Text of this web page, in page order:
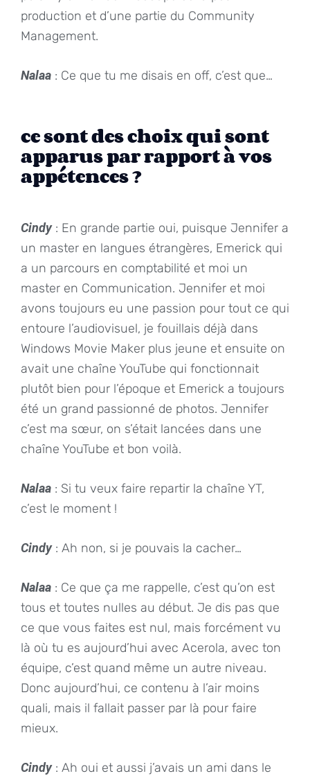
production et d’une partie du Community
Management.
Nalaa : Ce que tu me disais en off, c’est que…
ce sont des choix qui sont
apparus par rapport à vos
appétences ?
Cindy: En grande partie oui, puisque Jennifer a
un master en langues étrangères, Emerick qui
a un parcours en comptabilité et moi un
master en Communication. Jennifer et moi
avons toujours eu une passion pour tout ce qui
entoure l’audiovisuel, je fouillais déjà dans
Windows Movie Maker plus jeune et ensuite on
avait une chaîne YouTube qui fonctionnait
plutôt bien pour l’époque et Emerick a toujours
été un grand passionné de photos. Jennifer
c’est ma sœur, on s’était lancées dans une
chaîne YouTube et bon voilà.
Nalaa : Si tu veux faire repartir la chaîne YT,
c’est le moment !
Cindy: Ah non, si je pouvais la cacher…
Nalaa : Ce que ça me rappelle, c’est qu’on est
tous et toutes nulles au début. Je dis pas que
ce que vous faites est nul, mais forcément vu
là où tu es aujourd’hui avec Acerola, avec ton
équipe, c’est quand même un autre niveau.
Donc aujourd’hui, ce contenu à l’air moins
quali, mais il fallait passer par là pour faire
mieux.
Cindy: Ah oui et aussi j’avais un ami dans le